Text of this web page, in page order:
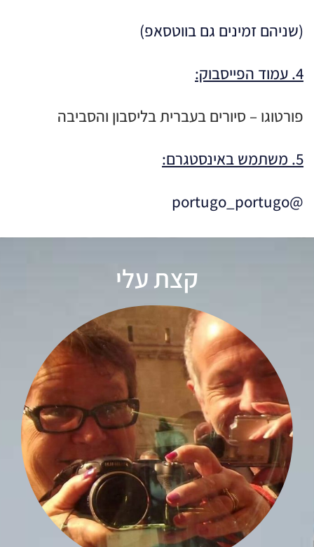
(שניהם זמינים גם בווטסאפ)
4. עמוד הפייסבוק:
פורטוגו – סיורים בעברית בליסבון והסביבה
5. משתמש באינסטגרם:
@portugo_portugo
קצת עלי